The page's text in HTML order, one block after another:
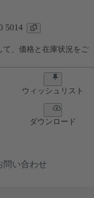
5014
て、価格と在庫状況をご
ウィッシュリスト
ダウンロード
問い合わせ